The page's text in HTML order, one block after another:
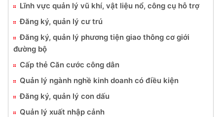
Lĩnh vực quản lý vũ khí, vật liệu nổ, công cụ hỗ trợ
Đăng ký, quản lý cư trú
Đăng ký, quản lý phương tiện giao thông cơ giới
đường bộ
Cấp thẻ Căn cước công dân
Quản lý ngành nghề kinh doanh có điều kiện
Đăng ký, quản lý con dấu
Quản lý xuất nhập cảnh